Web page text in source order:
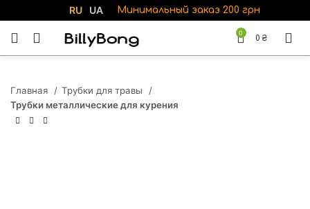
RU UA Минимальный заказ 200 грн
0
0 ₴
Главная
Трубки для травы
Трубки металлические для курения